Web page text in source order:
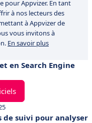
pour Appvizer. En tant
à nos lecteurs des
à Appvizer de
vous invitons à
En savoir plus
en Search Engine
de suivi pour analyser